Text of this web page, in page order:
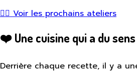
👉🏾 Voir les prochains ateliers
❤️ Une cuisine qui a du sens
Derrière chaque recette, il y a